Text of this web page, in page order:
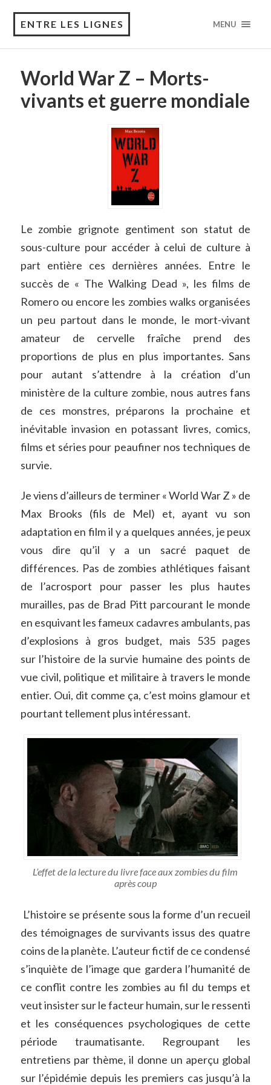
ENTRE LES LIGNES MENU
World War Z – Morts-
vivants et guerre mondiale
Le zombie grignote gentiment son statut de
sous-culture pour accéder à celui de culture à
part entière ces dernières années. Entre le
succès de « The Walking Dead », les films de
Romero ou encore les zombies walks organisées
un peu partout dans le monde, le mort-vivant
amateur de cervelle fraîche prend des
proportions de plus en plus importantes. Sans
pour autant s’attendre à la création d’un
ministère de la culture zombie, nous autres fans
de ces monstres, préparons la prochaine et
inévitable invasion en potassant livres, comics,
films et séries pour peaufiner nos techniques de
survie.
Je viens d’ailleurs de terminer « World War Z » de
Max Brooks (fils de Mel) et, ayant vu son
adaptation en film il y a quelques années, je peux
vous dire qu’il y a un sacré paquet de
différences. Pas de zombies athlétiques faisant
de l’acrosport pour passer les plus hautes
murailles, pas de Brad Pitt parcourant le monde
en esquivant les fameux cadavres ambulants, pas
d’explosions à gros budget, mais 535 pages
sur l’histoire de la survie humaine des points de
vue civil, politique et militaire à travers le monde
entier. Oui, dit comme ça, c’est moins glamour et
pourtant tellement plus intéressant.
L’effet de la lecture du livre face aux zombies du film
après coup
L’histoire se présente sous la forme d’un recueil
des témoignages de survivants issus des quatre
coins de la planète. L’auteur fictif de ce condensé
s’inquiète de l’image que gardera l’humanité de
ce conflit contre les zombies au fil du temps et
veut insister sur le facteur humain, sur le ressenti
et les conséquences psychologiques de cette
période traumatisante. Regroupant les
entretiens par thème, il donne un aperçu global
sur l’épidémie depuis les premiers cas jusqu’à la